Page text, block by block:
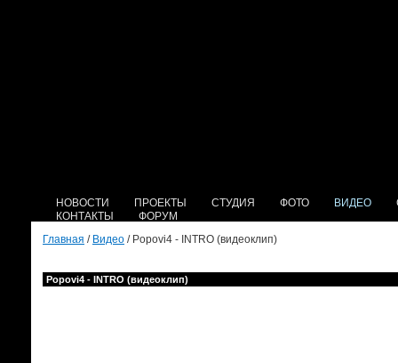
НОВОСТИ ПРОЕКТЫ СТУДИЯ ФОТО ВИДЕО
КОНТАКТЫ
ФОРУМ
Главная / Видео / Popovi4 - INTRO (видеоклип)
Popovi4 - INTRO (видеоклип)